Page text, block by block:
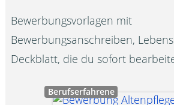
Bewerbungsvorlagen mit
Bewerbungsanschreiben,
Deckblatt, die du sofort
Berufserfahrene